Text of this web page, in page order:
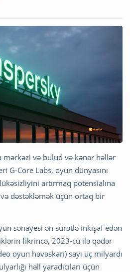
mərkəzi və bulud və kənar həllər
G-Core Labs, oyun dünyasını
artırmaq potensialına
dəstəkləmək üçün ortaq bir
sənayesi ən sürətlə inkişaf edən
fikrincə, 2023-cü ilə qədər
oyun həvəskarı) sayı üç milyardı
həll yaradıcıları üçün